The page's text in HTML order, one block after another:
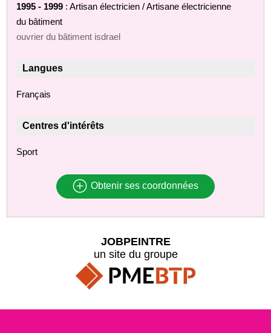
1995 - 1999 : Artisan électricien / Artisane électricienne
du bâtiment
ouvrier du bâtiment isdrael
Langues
Français
Centres d'intérêts
Sport
Obtenir ses coordonnées
JOBPEINTRE
un site du groupe